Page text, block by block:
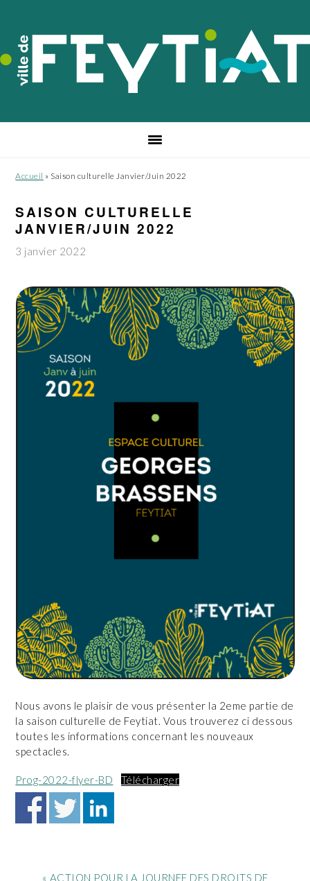
navigation
principale
contenu
principal
pied
de
page
Accueil » Saison culturelle Janvier/Juin 2022
SAISON CULTURELLE
JANVIER/JUIN 2022
3 janvier 2022
Nous avons le plaisir de vous présenter la 2eme partie de
la saison culturelle de Feytiat. Vous trouverez ci dessous
toutes les informations concernant les nouveaux
spectacles.
Prog-2022-flyer-BD Télécharger
Article
« ACTION POUR LA JOURNEE DES DROITS DE